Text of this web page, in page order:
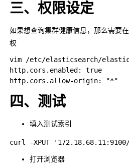
三、权限设定
如果想查询集群健康信息，那么需要
权
vim /etc/elasticsearch/
http.cors.enabled: true										# elasticsearch中启用CORS
四、测试
填入测试索引
打开浏览器